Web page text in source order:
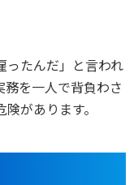
ったんだ」と言われ
を一人で背負わさ
があります。